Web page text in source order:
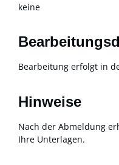
keine
Bearbeitung erfolgt in
Hinweise
Nach der Abmeldung
Ihre Unterlagen.